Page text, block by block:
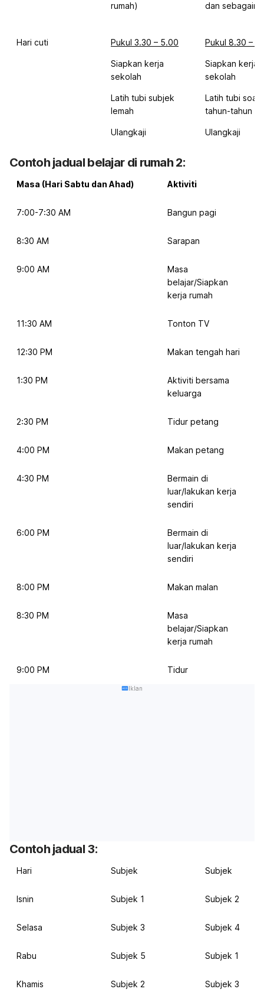
rumah)
dan
Hari cuti Pukul 3.30 – 5.00
Siapkan kerja
sekolah
Latih tubi subjek
lemah
Ulangkaji
Pukul 8.30 –
Siapkan kerja
sekolah
Latih tubi
tahun-tahun
Ulangkaji
Contoh jadual belajar di rumah 2:
Masa (Hari Sabtu dan Ahad) Aktiviti
7:00-7:30 AM Bangun pagi
8:30 AM Sarapan
9:00 AM
Masa
belajar/Siapkan
kerja rumah
11:30 AM Tonton TV
12:30 PM Makan tengah hari
1:30 PM
Aktiviti bersama
keluarga
2:30 PM Tidur petang
4:00 PM Makan petang
4:30 PM
Bermain di
luar/lakukan kerja
sendiri
6:00 PM
Bermain di
luar/lakukan kerja
sendiri
8:00 PM Makan malan
8:30 PM
Masa
belajar/Siapkan
kerja rumah
9:00 PM Tidur
Iklan
Contoh jadual 3:
Hari Subjek Subjek
Isnin Subjek 1 Subjek 2
Selasa Subjek 3 Subjek 4
Rabu Subjek 5 Subjek 1
Khamis Subjek 2 Subjek 3